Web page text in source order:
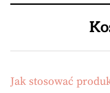
Jak stosować